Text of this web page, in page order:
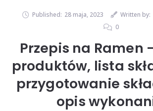
Published: 28 maja, 2023 Written by:
0
Przepis na Ramen
produktów, lista
przygotowanie
opis